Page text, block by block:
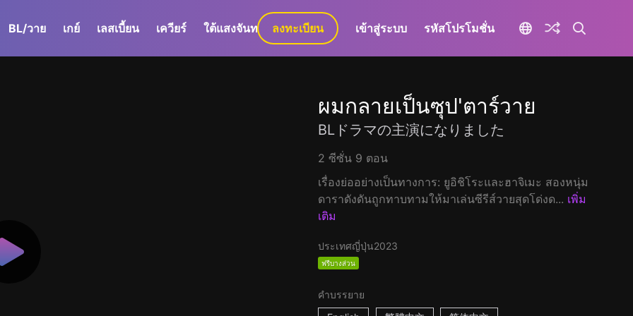
BL/วาย เกย์ เลสเบี้ยน เควียร์ ใต้แสงจันทร์ GaLa+
ลงทะเบียน เข้าสู่ระบบ รหัสโปรโมชั่น
ผมกลายเป็นซุป'ตาร์วาย
BLドラマの主演になりました
2 ซีซั่น 9 ตอน
เรื่องย่ออย่างเป็นทางการ: ยูอิชิโระและฮาจิเมะ สองหนุ่ม
ดาราดังดันถูกทาบทามให้มาเล่นซีรีส์วายสุดโด่งด... เพิ่ม
เติม
ประเทศญี่ปุ่น2023
ฟรีบางส่วน
คำบรรยาย